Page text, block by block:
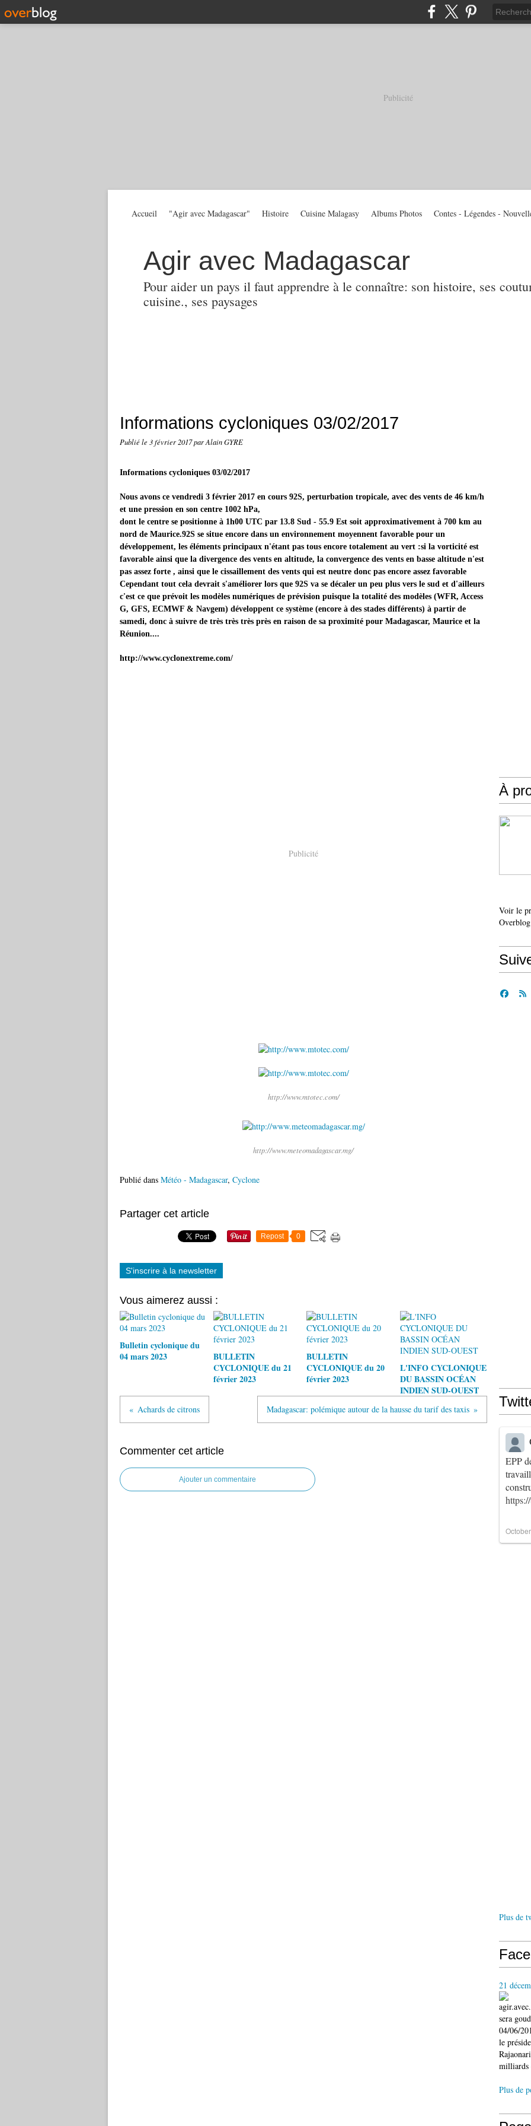
Publicité
Agir avec Madagascar
Pour aider un pays il faut apprendre à le connaître: son histoire, ses
cuisine., ses paysages
Accueil "Agir avec Madagascar" Histoire Cuisine Malagasy Albums Photos Contes - Légendes -
Informations cycloniques 03/02/2017
Publié le 3 février 2017par Alain GYRE
Informations cycloniques 03/02/2017
Nous avons ce vendredi 3 février 2017 en cours 92S, perturbation tropicale, avec des vents de 46 km/h
et une pression en son centre 1002 hPa,
dont le centre se positionne à 1h00 UTC par 13.8 Sud - 55.9 Est soit approximativement à 700 km au
nord de Maurice.92S se situe encore dans un environnement moyennent favorable pour un
développement, les éléments principaux n'étant pas tous encore totalement au vert :si la vorticité est
favorable ainsi que la divergence des vents en altitude, la convergence des vents en basse altitude n'est
pas assez forte , ainsi que le cissaillement des vents qui est neutre donc pas encore assez favorable
Cependant tout cela devrait s'améliorer lors que 92S va se décaler un peu plus vers le sud et d'ailleurs
c'est ce que prévoit les modèles numériques de prévision puisque la totalité des modèles (WFR, Access
G, GFS, ECMWF & Navgem) développent ce système (encore à des stades différents) à partir de
samedi, donc à suivre de très très très près en raison de sa proximité pour Madagascar, Maurice et la
Réunion....
http://www.cyclonextreme.com/
Publicité
http://www.mtotec.com/
http://www.meteomadagascar.mg/
Publié dans Météo - Madagascar, Cyclone
Partager cet article
Repost 0
S'inscrire à la newsletter
Vous aimerez aussi :
Bulletin cyclonique du
04 mars 2023
BULLETIN
CYCLONIQUE du 21
février 2023
BULLETIN
CYCLONIQUE du 20
février 2023
L'INFO CYCLONIQUE
DU BASSIN OCÉAN
INDIEN SUD-OUEST
Achards de citrons Madagascar: polémique autour de la hausse du tarif des taxis
Commenter cet article
Ajouter un commentaire
À
Voir le
Overblog
EPP
Plus de
21
sera
04/06/
le
milliards
Plus de